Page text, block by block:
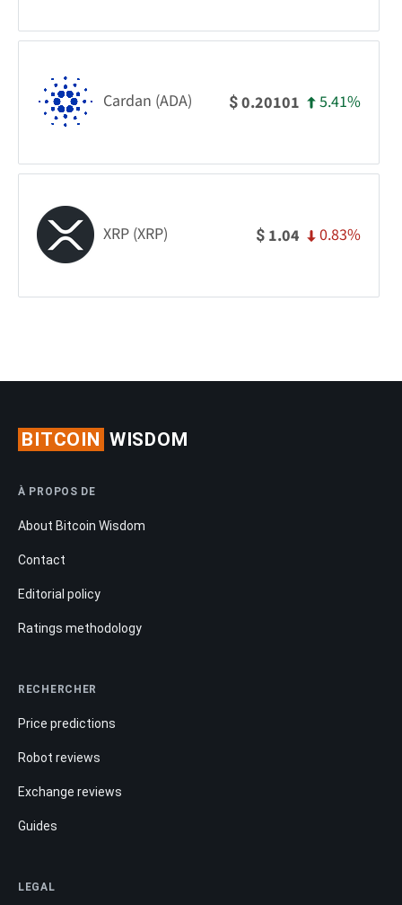
Cardan (ADA) $0.20101 5.41%
XRP (XRP) $ 1.04 0.83%
BITCOIN WISDOM
À PROPOS DE
About Bitcoin Wisdom
Contact
Editorial policy
Ratings methodology
RECHERCHER
Price predictions
Robot reviews
Exchange reviews
Guides
LEGAL